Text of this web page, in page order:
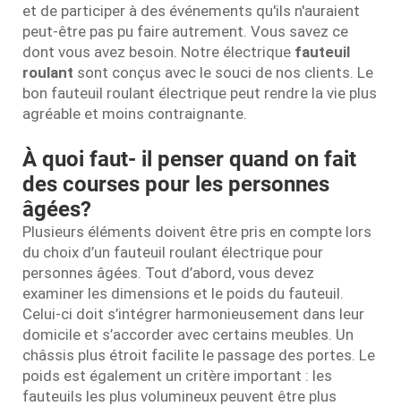
et de participer à des événements qu'ils n'auraient
peut-être pas pu faire autrement. Vous savez ce
dont vous avez besoin. Notre électrique fauteuil
roulant sont conçus avec le souci de nos clients. Le
bon fauteuil roulant électrique peut rendre la vie plus
agréable et moins contraignante.
À quoi faut- il penser quand on fait
des courses pour les personnes
âgées?
Plusieurs éléments doivent être pris en compte lors
du choix d’un fauteuil roulant électrique pour
personnes âgées. Tout d’abord, vous devez
examiner les dimensions et le poids du fauteuil.
Celui-ci doit s’intégrer harmonieusement dans leur
domicile et s’accorder avec certains meubles. Un
châssis plus étroit facilite le passage des portes. Le
poids est également un critère important : les
fauteuils les plus volumineux peuvent être plus